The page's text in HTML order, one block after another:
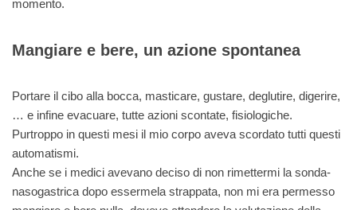
momento.
Mangiare e bere, un azione spontanea
Portare il cibo alla bocca, masticare, gustare, deglutire, digerire,
… e infine evacuare, tutte azioni scontate, fisiologiche.
Purtroppo in questi mesi il mio corpo aveva scordato tutti questi
automatismi.
Anche se i medici avevano deciso di non rimettermi la sonda-
nasogastrica dopo essermela strappata, non mi era permesso